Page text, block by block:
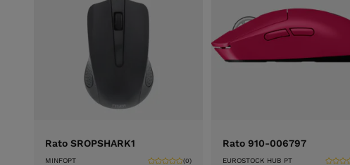
Rato SROPSHARK1
MINFOPT (0)
Rato 910-006797
EUROSTOCK HUB PT